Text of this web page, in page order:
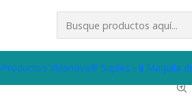
Productos Vidanova® Suples 🧪 Maquila
Vitamina B12 - Vidanova® Suples